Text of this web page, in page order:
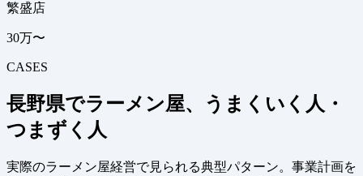
繁盛店
30万〜
CASES
長野県でラーメン屋、うまくいく人・
つまずく人
実際のラーメン屋経営で見られる典型パターン。事業計画を